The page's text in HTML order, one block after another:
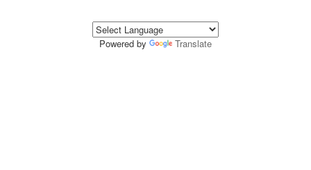
Powered by Translate